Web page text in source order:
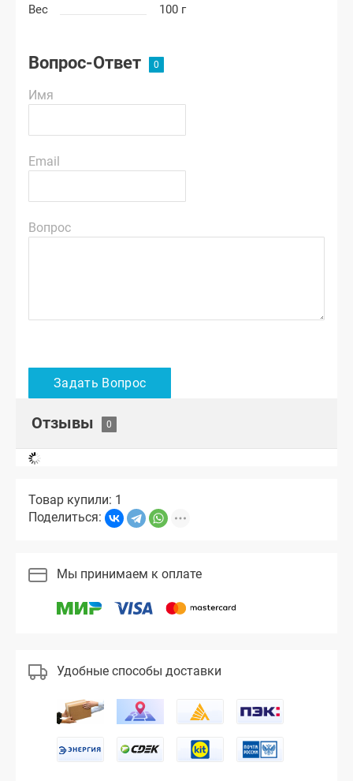
Вес 100 г
Вопрос-Ответ
Имя
Email
Вопрос
Отзывы
Товар купили: 1
Поделиться:
Мы принимаем к оплате
Удобные способы доставки